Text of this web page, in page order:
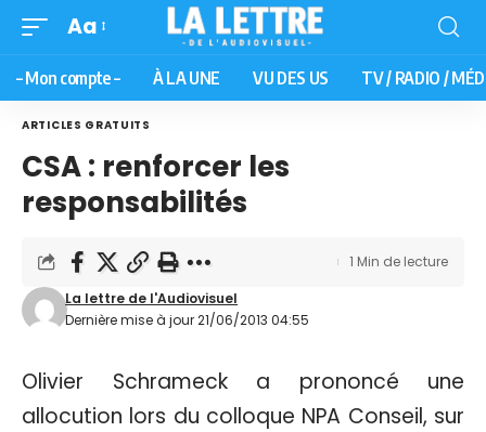
Aa
– Mon compte – À LA UNE VU DES US TV / RADIO /
ARTICLES GRATUITS
CSA : renforcer les
responsabilités
Dernière mise à jour 21/06/2013 04:55
La lettre de l'Audiovisuel
1 Min de lecture
Olivier Schrameck a prononcé une
allocution lors du colloque NPA Conseil, sur